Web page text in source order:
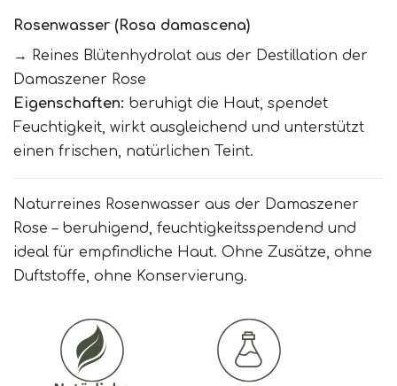
Rosenwasser (Rosa damascena)
→ Reines Blütenhydrolat aus der Destillation der
Damaszener Rose
Eigenschaften: beruhigt die Haut, spendet
Feuchtigkeit, wirkt ausgleichend und unterstützt
einen frischen, natürlichen Teint.
Naturreines Rosenwasser aus der Damaszener
Rose – beruhigend, feuchtigkeitsspendend und
ideal für empfindliche Haut. Ohne Zusätze, ohne
Duftstoffe, ohne Konservierung.